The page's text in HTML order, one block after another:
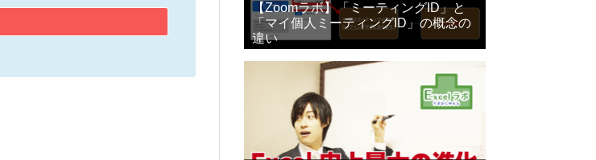
【Zoomラボ】「ミーティングID」と
「マイ個人ミーティングID」の概念の
違い